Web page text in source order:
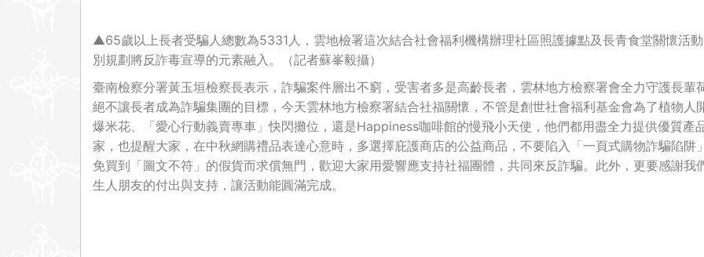
▲65歲以上長者受騙人總數為5331人，雲地檢署這次結合社會福利機構辦理社區照護據點及長青食堂關懷活
別規劃將反詐毒宣導的元素融入。（記者蘇峯毅攝）
臺南檢察分署黃玉垣檢察長表示，詐騙案件層出不窮，受害者多是高齡長者，雲林地方檢察署會全力守護長輩
絕不讓長者成為詐騙集團的目標，今天雲林地方檢察署結合社福關懷，不管是創世社會福利基金會為了植物人
爆米花、「愛心行動義賣專車」快閃攤位，還是Happiness咖啡館的慢飛小天使，他們都用盡全力提供優質產
家，也提醒大家，在中秋網購禮品表達心意時，多選擇庇護商店的公益商品，不要陷入「一頁式購物詐騙陷阱
免買到「圖文不符」的假貨而求償無門，歡迎大家用愛響應支持社福團體，共同來反詐騙。此外，更要感謝我
生人朋友的付出與支持，讓活動能圓滿完成。